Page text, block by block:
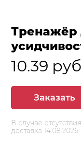
Тренажёр
10.39
Заказать
В случае
доставка 14.08.2026